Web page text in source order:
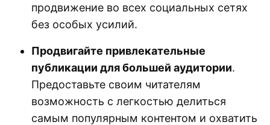
продвижение во всех социальных сетях
без особых усилий.
Продвигайте привлекательные
публикации для большей аудитории.
Предоставьте своим читателям
возможность с легкостью делиться
самым популярным контентом и охватить